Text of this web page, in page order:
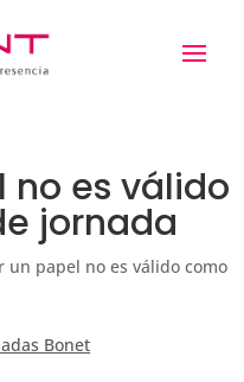
no es válido
jornada
un papel no es válido como
Bonet